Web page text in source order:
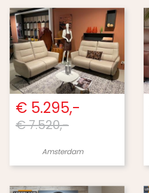
€ 5.295,-
€ 7.520,-
Amsterdam